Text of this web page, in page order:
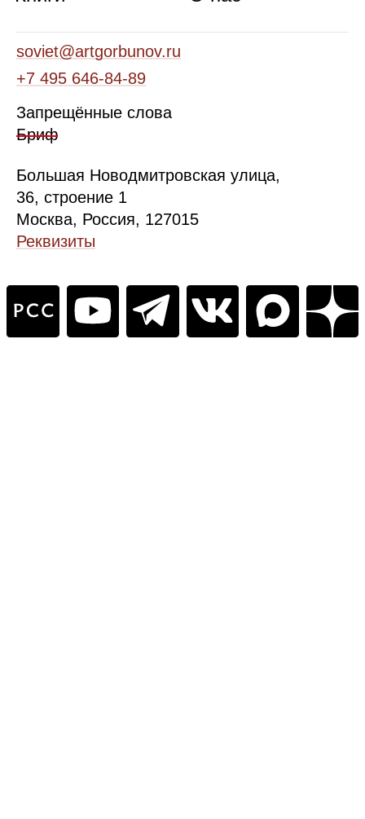
soviet@artgorbunov.ru
+7 495 646‑84‑89
Запрещённые слова
Бриф
Большая Новодмитровская улица,
36, строение 1
Москва, Россия, 127015
Реквизиты